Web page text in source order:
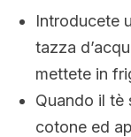
Introducete
tazza
mettete in
Quando il tè
cotone ed